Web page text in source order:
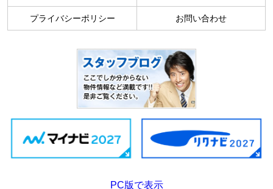
プライバシーポリシー お問い合わせ
PC版で表示